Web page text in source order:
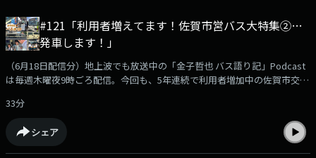
#121「利用者増えてます！佐賀市営バス大特集②…
発車します！」
（6月18日配信分）地上波でも放送中の「金子哲也 バス語り記」Podcast
は毎週木曜夜9時ごろ配信。今回も、5年連続で利用者増加中の佐賀市交通
もお届けしますよ！Podcast限定のおまけ企画「バス停探検隊」もありま
す！podcast版のバス語り記もお楽しみください！【出演】金子哲也
（KBCラジオディレクター）相島尚徳さん（佐賀市交通局 業務課 副課長
兼 企画係長）田中直子さん（佐賀市交通局 運転士）沖浜貴彦さん（バス
33分
シェア